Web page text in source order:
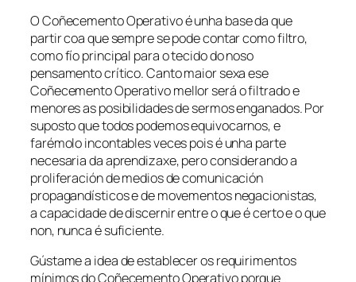
OCoñecemento Operativoé unha base da que
partir coa que sempre se pode contar como filtro,
como fío principal para o tecido do noso
pensamento crítico. Canto maior sexa ese
Coñecemento Operativomellor será o filtrado e
menores as posibilidades de sermos enganados. Por
suposto que todos podemos equivocarnos, e
farémolo incontables veces pois é unha parte
necesaria da aprendizaxe, pero considerando a
proliferación de medios de comunicación
propagandísticos e de movementos negacionistas,
a capacidade de discernir entre o que é certo e o que
non, nunca é suficiente.
Gústame a idea de establecer os requirimentos
mínimos doCoñecemento Operativoporque